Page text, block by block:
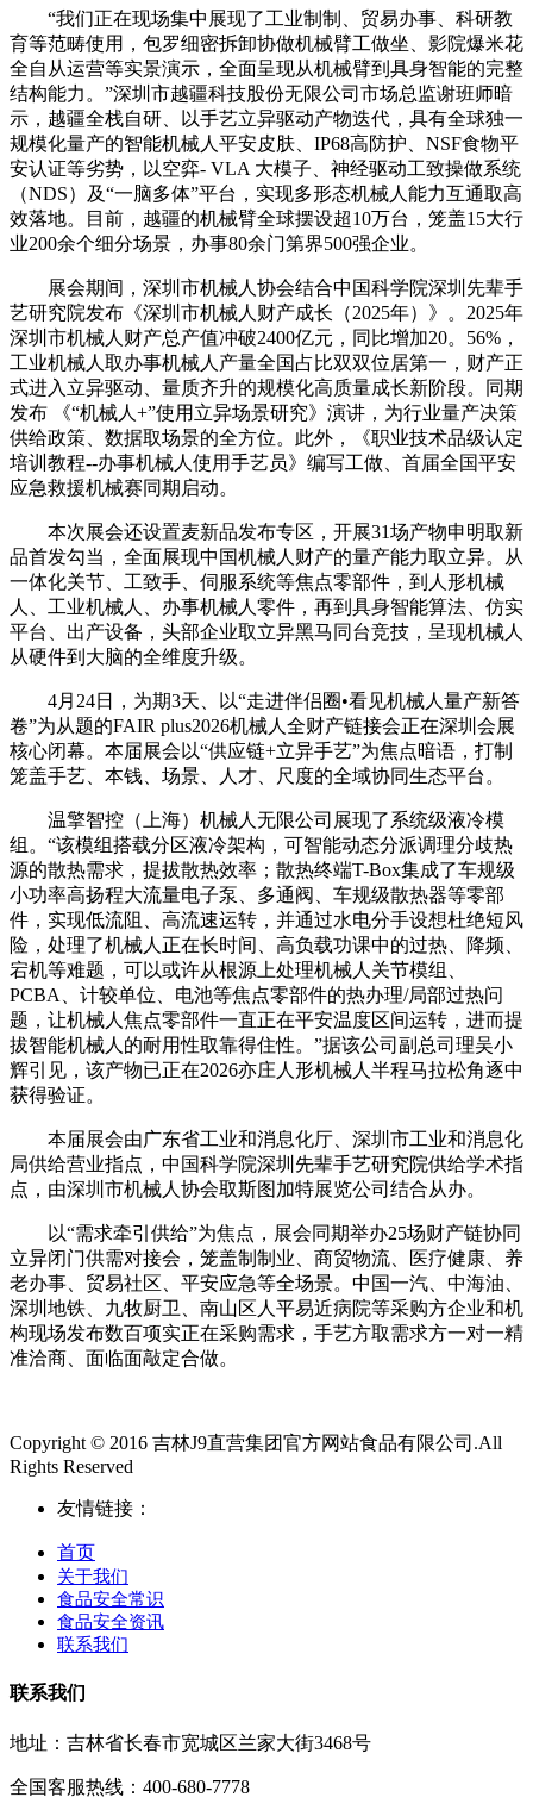
“我们正在现场集中展现了工业制制、贸易办事、科研教
育等范畴使用，包罗细密拆卸协做机械臂工做坐、影院爆米花
全自从运营等实景演示，全面呈现从机械臂到具身智能的完整
结构能力。”深圳市越疆科技股份无限公司市场总监谢班师暗
示，越疆全栈自研、以手艺立异驱动产物迭代，具有全球独一
规模化量产的智能机械人平安皮肤、IP68高防护、NSF食物平
安认证等劣势，以空弈- VLA 大模子、神经驱动工致操做系统
（NDS）及“一脑多体”平台，实现多形态机械人能力互通取高
效落地。目前，越疆的机械臂全球摆设超10万台，笼盖15大行
业200余个细分场景，办事80余门第界500强企业。
展会期间，深圳市机械人协会结合中国科学院深圳先辈手
艺研究院发布《深圳市机械人财产成长（2025年）》。2025年
深圳市机械人财产总产值冲破2400亿元，同比增加20。56%，
工业机械人取办事机械人产量全国占比双双位居第一，财产正
式进入立异驱动、量质齐升的规模化高质量成长新阶段。同期
发布 《“机械人+”使用立异场景研究》演讲，为行业量产决策
供给政策、数据取场景的全方位。此外，《职业技术品级认定
培训教程--办事机械人使用手艺员》编写工做、首届全国平安
应急救援机械赛同期启动。
本次展会还设置麦新品发布专区，开展31场产物申明取新
品首发勾当，全面展现中国机械人财产的量产能力取立异。从
一体化关节、工致手、伺服系统等焦点零部件，到人形机械
人、工业机械人、办事机械人零件，再到具身智能算法、仿实
平台、出产设备，头部企业取立异黑马同台竞技，呈现机械人
从硬件到大脑的全维度升级。
4月24日，为期3天、以“走进伴侣圈•看见机械人量产新答
卷”为从题的FAIR plus2026机械人全财产链接会正在深圳会展
核心闭幕。本届展会以“供应链+立异手艺”为焦点暗语，打制
笼盖手艺、本钱、场景、人才、尺度的全域协同生态平台。
温擎智控（上海）机械人无限公司展现了系统级液冷模
组。“该模组搭载分区液冷架构，可智能动态分派调理分歧热
源的散热需求，提拔散热效率；散热终端T-Box集成了车规级
小功率高扬程大流量电子泵、多通阀、车规级散热器等零部
件，实现低流阻、高流速运转，并通过水电分手设想杜绝短风
险，处理了机械人正在长时间、高负载功课中的过热、降频、
宕机等难题，可以或许从根源上处理机械人关节模组、
PCBA、计较单位、电池等焦点零部件的热办理/局部过热问
题，让机械人焦点零部件一直正在平安温度区间运转，进而提
拔智能机械人的耐用性取靠得住性。”据该公司副总司理吴小
辉引见，该产物已正在2026亦庄人形机械人半程马拉松角逐中
获得验证。
本届展会由广东省工业和消息化厅、深圳市工业和消息化
局供给营业指点，中国科学院深圳先辈手艺研究院供给学术指
点，由深圳市机械人协会取斯图加特展览公司结合从办。
以“需求牵引供给”为焦点，展会同期举办25场财产链协同
立异闭门供需对接会，笼盖制制业、商贸物流、医疗健康、养
老办事、贸易社区、平安应急等全场景。中国一汽、中海油、
深圳地铁、九牧厨卫、南山区人平易近病院等采购方企业和机
构现场发布数百项实正在采购需求，手艺方取需求方一对一精
准洽商、面临面敲定合做。
Copyright © 2016 吉林J9直营集团官方网站食品有限公司.All
Rights Reserved
友情链接：
首页
关于我们
食品安全常识
食品安全资讯
联系我们
联系我们
地址：吉林省长春市宽城区兰家大街3468号
全国客服热线：400-680-7778